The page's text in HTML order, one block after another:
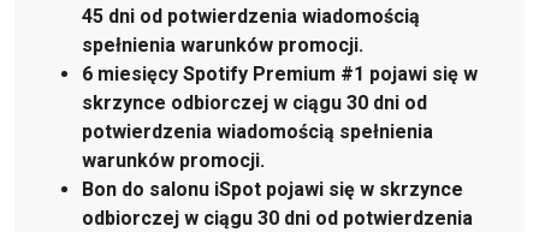
45 dni od potwierdzenia wiadomością
spełnienia warunków promocji.
6 miesięcy Spotify Premium #1 pojawi się w
skrzynce odbiorczej w ciągu 30 dni od
potwierdzenia wiadomością spełnienia
warunków promocji.
Bon do salonu iSpot pojawi się w skrzynce
odbiorczej w ciągu 30 dni od potwierdzenia